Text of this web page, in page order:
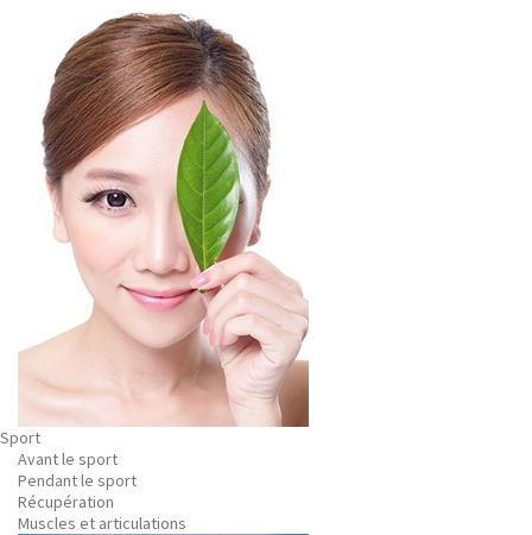
Sport
Avant le sport
Pendant le sport
Récupération
Muscles et articulations